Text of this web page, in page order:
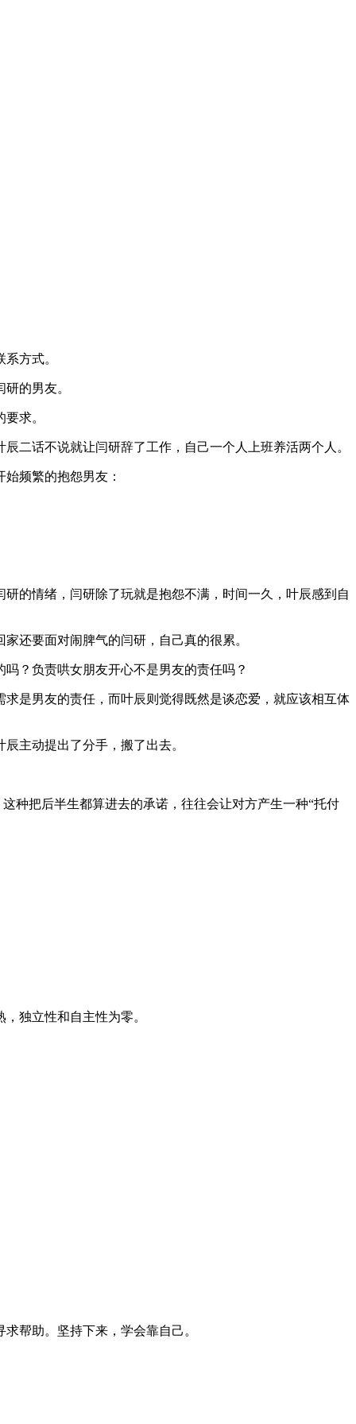
方式。
的男友。
求。
二话不说就让闫研辞了工作，自己一个人上班养活两个人。
频繁的抱怨男友：
的情绪，闫研除了玩就是抱怨不满，时间一久，叶辰感到自
还要面对闹脾气的闫研，自己真的很累。
？负责哄女朋友开心不是男友的责任吗？
是男友的责任，而叶辰则觉得既然是谈恋爱，就应该相互体
主动提出了分手，搬了出去。
种把后半生都算进去的承诺，往往会让对方产生一种“托付
独立性和自主性为零。
帮助。坚持下来，学会靠自己。